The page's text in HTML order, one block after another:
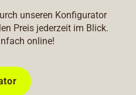
unseren Konfigurator
Preis jederzeit im Blick.
online!